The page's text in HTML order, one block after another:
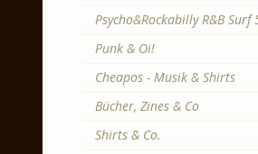
Psycho&Rockabilly R&B Surf
Punk & Oi!
Cheapos - Musik & Shirts
Bücher, Zines & Co
Shirts & Co.